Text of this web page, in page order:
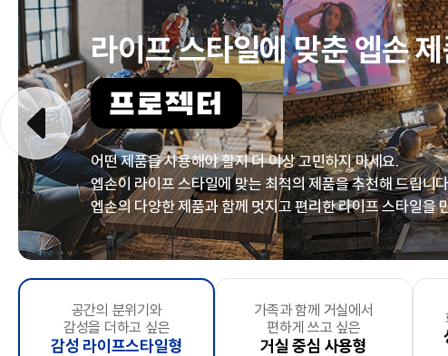
라이프 스타일에 맞춘엡손
프로젝터
어떤 제품을 사용해야 할지 더 이상 고민하지 마세요.
엡손이 라이프 스타일에 맞는 최적의 제품을추천해 드립니
엡손의 다양한 제품과 함께 멋지고편리한 라이프 스타일을
마음껏 포토출력을 하고싶은
즐거움 추구형
컬러 출력은 선택사항인
고사양 출력형
문서출력 위주의
소규모 사업자
및스타트업 기업
문서 및 다양한 사이즈
출력이 필요한
중소형 사업자
언제든지
좁은 공간에서 간편하게
스캔하고 싶으신 분
시간은 없지
e북 스
복잡한 주방, 바라보기만 해도 기분좋은
정리정돈을 원하시는 분
우리 아이방, 아이방을 개성
깔끔하게 꾸미고 싶으신
공간의 분위기와
감성을 더하고 싶은
감성 라이프스타일형
가족과 함께 거실에서
편하게 쓰고 싶은
거실 중심 사용형